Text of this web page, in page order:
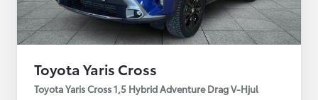
Toyota Yaris Cross
Toyota Yaris Cross 1,5 Hybrid Adventure Drag V-Hjul